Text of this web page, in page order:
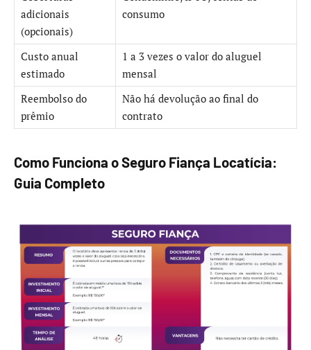
adicionais
(opcionais)
consumo
Custo anual
estimado
1 a 3 vezes o valor do aluguel
mensal
Reembolso do
prêmio
Não há devolução ao final do
contrato
Como Funciona o Seguro Fiança Locatícia:
Guia Completo